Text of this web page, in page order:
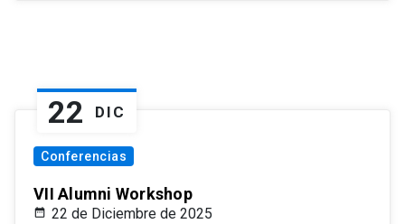
22 DIC
Conferencias
VII Alumni Workshop
22 de Diciembre de 2025